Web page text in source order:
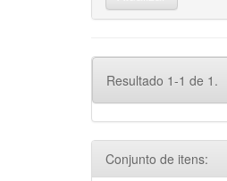
Resultado 1-1 de 1.
Conjunto de itens: